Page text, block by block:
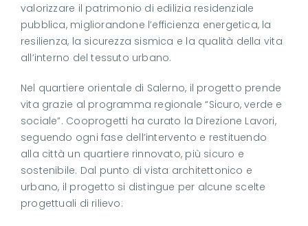
valorizzare il patrimonio di edilizia residenziale
pubblica, migliorandone l’efficienza energetica, la
resilienza, la sicurezza sismica e la qualità della vita
all’interno del tessuto urbano.
Nel quartiere orientale di Salerno, il progetto prende
vita grazie al programma regionale “Sicuro, verde e
sociale”. Cooprogetti ha curato la Direzione Lavori,
seguendo ogni fase dell’intervento e restituendo
alla città un quartiere rinnovato, più sicuro e
sostenibile. Dal punto di vista architettonico e
urbano, il progetto si distingue per alcune scelte
progettuali di rilievo: